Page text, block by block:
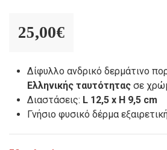
25,00€
Δίφυλλο ανδρικό δερμάτινο
Ελληνικής ταυτότητας σε
Διαστάσεις: L 12,5 x H 9,5 cm
Γνήσιο φυσικό δέρμα